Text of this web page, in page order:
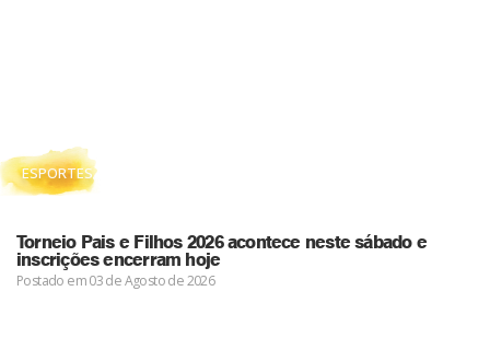
ESPORTES
Torneio Pais e Filhos 2026 acontece neste sábado e
inscrições encerram hoje
Postado em 03 de Agosto de 2026